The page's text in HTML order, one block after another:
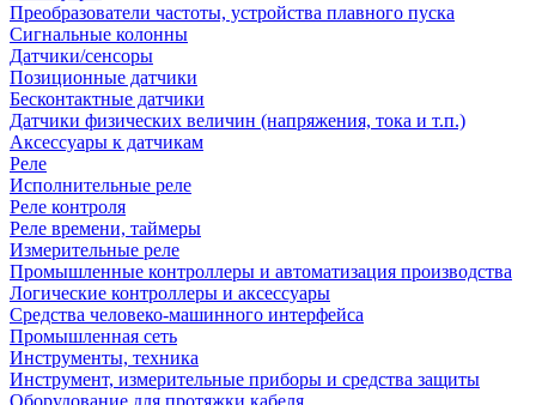
Преобразователи частоты, устройства плавного пуска
Сигнальные колонны
Датчики/сенсоры
Позиционные датчики
Бесконтактные датчики
Датчики физических величин (напряжения, тока и т.п.)
Аксессуары к датчикам
Реле
Исполнительные реле
Реле контроля
Реле времени, таймеры
Измерительные реле
Промышленные контроллеры и автоматизация производства
Логические контроллеры и аксессуары
Средства человеко-машинного интерфейса
Промышленная сеть
Инструменты, техника
Инструмент, измерительные приборы и средства защиты
Оборудование для протяжки кабеля